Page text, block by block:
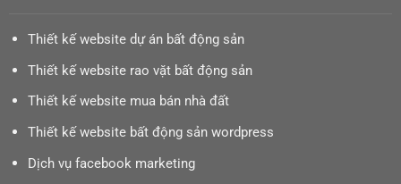
Thiết kế website dự án bất động sản
Thiết kế website rao vặt bất động sản
Thiết kế website mua bán nhà đất
Thiết kế website bất động sản wordpress
Dịch vụ facebook marketing